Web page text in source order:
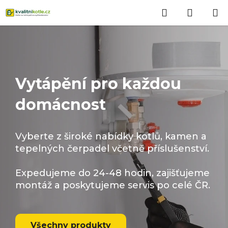
na
obsah
Hledat
KOŠÍK
Vytápění pro každou
domácnost
Vyberte z široké nabídky kotlů, kamen a
tepelných čerpadel včetně příslušenství.
Expedujeme do 24-48 hodin, zajišťujeme
montáž a poskytujeme servis po celé ČR.
Všechny produkty